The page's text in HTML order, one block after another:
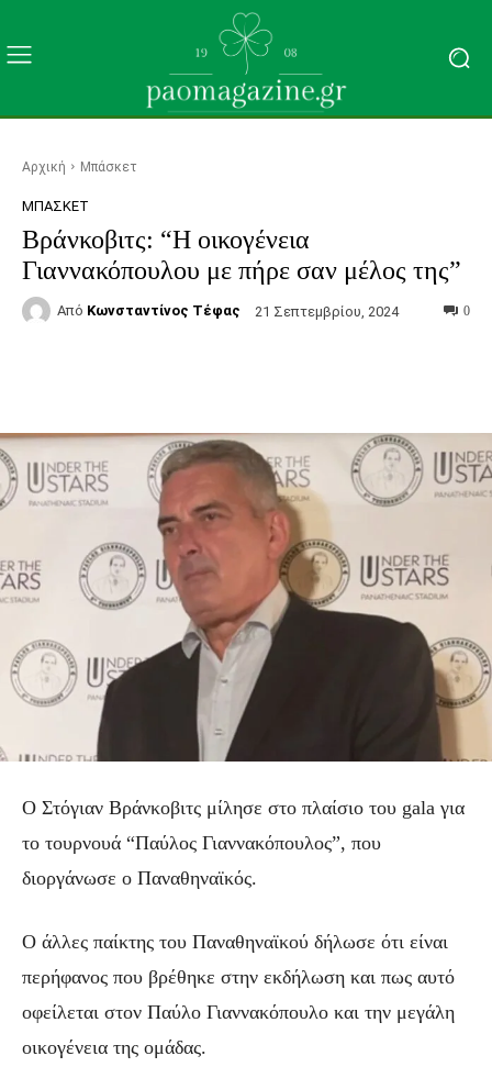
Αρχική Μπάσκετ
ΜΠΆΣΚΕΤ
Βράνκοβιτς: “Η οικογένεια
Γιαννακόπουλου με πήρε σαν μέλος της”
Από Κωνσταντίνος Τέφας 21 Σεπτεμβρίου, 2024 0
Ο Στόγιαν Βράνκοβιτς μίλησε στο πλαίσιο του gala για
το τουρνουά “Παύλος Γιαννακόπουλος”, που
διοργάνωσε ο Παναθηναϊκός.
Ο άλλες παίκτης του Παναθηναϊκού δήλωσε ότι είναι
περήφανος που βρέθηκε στην εκδήλωση και πως αυτό
οφείλεται στον Παύλο Γιαννακόπουλο και την μεγάλη
οικογένεια της ομάδας.